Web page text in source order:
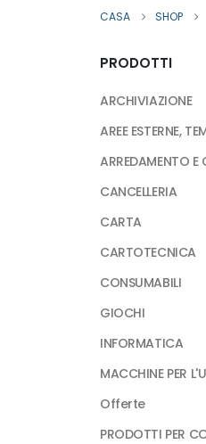
CASA SHOP
PRODOTTI
ARCHIVIAZIONE
AREE ESTERNE,
ARREDAMENTO E
CANCELLERIA
CARTA
CARTOTECNICA
CONSUMABILI
GIOCHI
INFORMATICA
MACCHINE PER
Offerte
PRODOTTI PER